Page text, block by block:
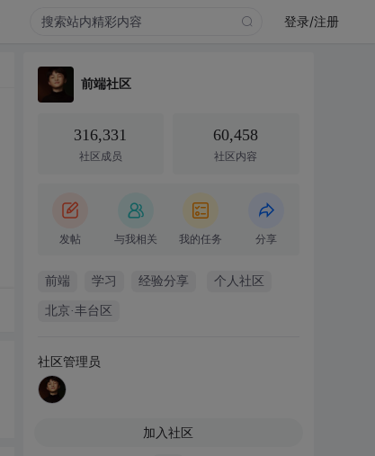
登录/注册
前端社区
316,331
社区成员
60,458
社区内容
发帖 与我相关 我的任务 分享
前端 学习 经验分享 个人社区
北京·丰台区
社区管理员
加入社区